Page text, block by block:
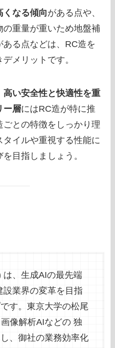
くなる傾向がある点や、
重量が重いため地盤補
る点などは、RC造を
メリットです。
高い安全性と快適性を重
ー層にはRC造が特に推
との特徴をしっかり理
イルや重視する性能に
目指しましょう。
は、生成AIの最先端
業界の変革を目指
す。東京大学の松尾
像解析AIなどの 独
、御社の業務効率化